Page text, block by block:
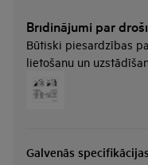
Brīdinājumi par
Būtiski piesardzības
lietošanu un
Galvenās specifikācijas